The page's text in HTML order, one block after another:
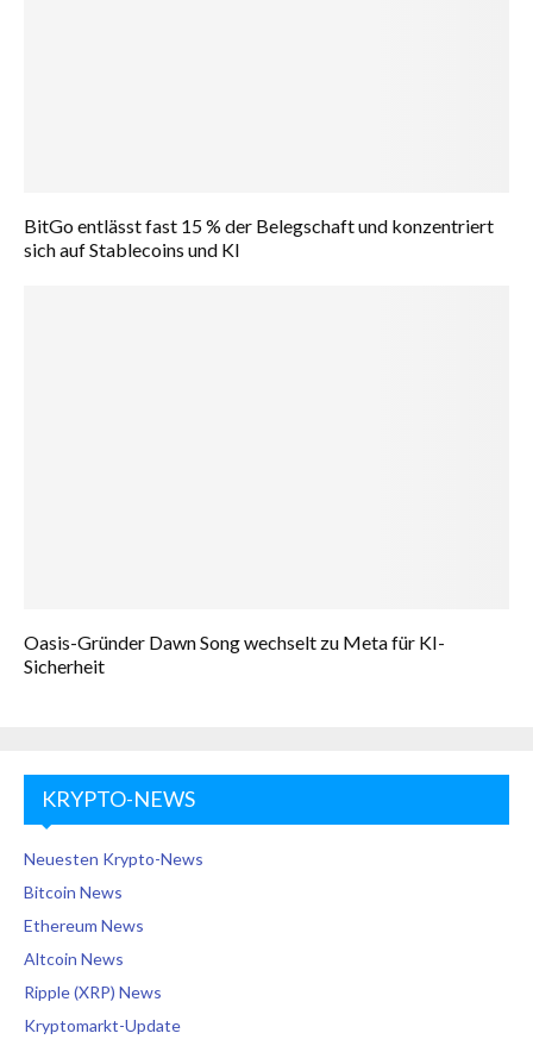
BitGo entlässt fast 15 % der Belegschaft und konzentriert
sich auf Stablecoins und KI
Oasis-Gründer Dawn Song wechselt zu Meta für KI-
Sicherheit
KRYPTO-NEWS
Neuesten Krypto-News
Bitcoin News
Ethereum News
Altcoin News
Ripple (XRP) News
Kryptomarkt-Update